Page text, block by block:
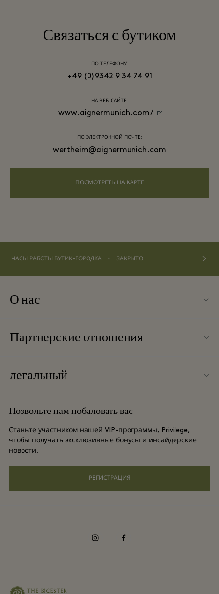
Связаться с бутиком
ПО ТЕЛЕФОНУ:
+49 (0)9342 9 34 74 91
НА ВЕБ-САЙТЕ:
www.aignermunich.com/
ПО ЭЛЕКТРОННОЙ ПОЧТЕ:
wertheim@aignermunich.com
ПОСМОТРЕТЬ НА КАРТЕ
ЧАСЫ РАБОТЫ БУТИК-ГОРОДКА ⬩ ЗАКРЫТО
О нас
Связаться с нами
Вакансии
Загрузить приложение
Часто задаваемые вопросы
Партнерские отношения
Групповое бронирование
легальный
Условия и положения для привилегированного участника
Privacy notice
Позвольте нам побаловать вас
Станьте участником нашей VIP-программы, Privilege,
чтобы получать эксклюзивные бонусы и инсайдерские
новости.
РЕГИСТРАЦИЯ
instagramfacebook